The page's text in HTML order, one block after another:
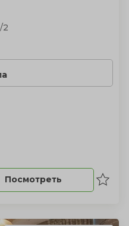
2
Посмотреть